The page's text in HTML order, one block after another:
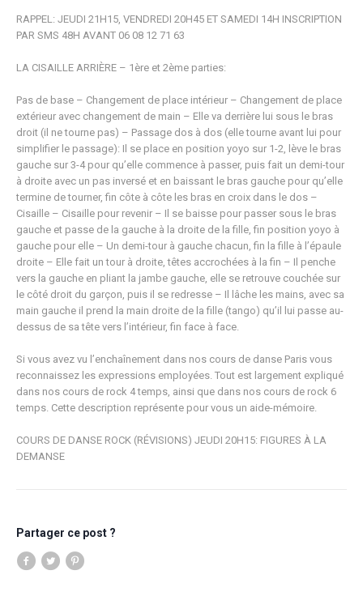
RAPPEL: JEUDI 21H15, VENDREDI 20H45 ET SAMEDI 14H INSCRIPTION
PAR SMS 48H AVANT 06 08 12 71 63
LA CISAILLE ARRIÈRE – 1ère et 2ème parties:
Pas de base – Changement de place intérieur – Changement de place
extérieur avec changement de main – Elle va derrière lui sous le bras
droit (il ne tourne pas) – Passage dos à dos (elle tourne avant lui pour
simplifier le passage): Il se place en position yoyo sur 1-2, lève le bras
gauche sur 3-4 pour qu’elle commence à passer, puis fait un demi-tour
à droite avec un pas inversé et en baissant le bras gauche pour qu’elle
termine de tourner, fin côte à côte les bras en croix dans le dos –
Cisaille – Cisaille pour revenir – Il se baisse pour passer sous le bras
gauche et passe de la gauche à la droite de la fille, fin position yoyo à
gauche pour elle – Un demi-tour à gauche chacun, fin la fille à l’épaule
droite – Elle fait un tour à droite, têtes accrochées à la fin – Il penche
vers la gauche en pliant la jambe gauche, elle se retrouve couchée sur
le côté droit du garçon, puis il se redresse – Il lâche les mains, avec sa
main gauche il prend la main droite de la fille (tango) qu’il lui passe au-
dessus de sa tête vers l’intérieur, fin face à face.
Si vous avez vu l’enchaînement dans nos cours de danse Paris vous
reconnaissez les expressions employées. Tout est largement expliqué
dans nos cours de rock 4 temps, ainsi que dans nos cours de rock 6
temps. Cette description représente pour vous un aide-mémoire.
COURS DE DANSE ROCK (RÉVISIONS) JEUDI 20H15: FIGURES À LA
DEMANSE
Partager ce post ?